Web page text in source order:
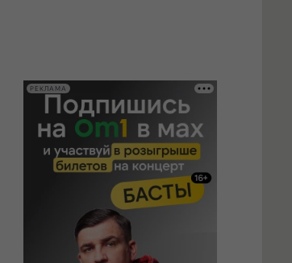
РЕКЛАМА